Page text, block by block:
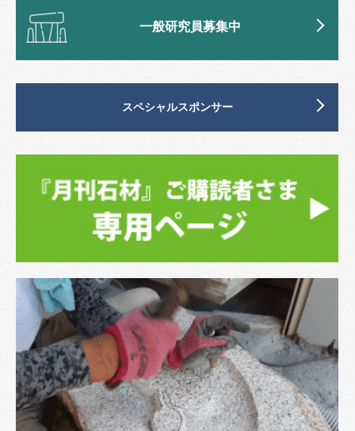
一般研究員募集中
スペシャルスポンサー